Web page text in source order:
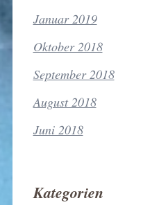
Januar 2019
Oktober 2018
September 2018
August 2018
Juni 2018
Kategorien